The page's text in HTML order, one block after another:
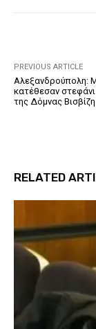
PREVIOUS ARTICLE
Αλεξανδρούπολη:
κατέθεσαν
της Δόμνας Βισβίζη
RELATED